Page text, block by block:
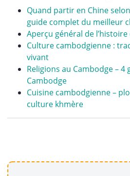
Quand partir en Chine
guide complet du meilleur
Aperçu général de
Culture cambodgienne :
vivant
Religions au Cambodge – 4
Cambodge
Cuisine cambodgienne –
culture khmère